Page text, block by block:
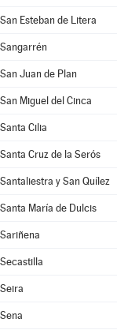
San Esteban de Litera
Sangarrén
San Juan de Plan
San Miguel del Cinca
Santa Cilia
Santa Cruz de la Serós
Santaliestra y San Quílez
Santa María de Dulcis
Sariñena
Secastilla
Seira
Sena